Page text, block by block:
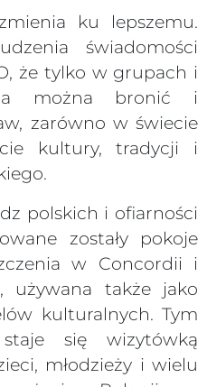
ku lepszemu.
świadomości
że tylko w grupach i
można bronić i
zarówno w świecie
kultury, tradycji i
polskich i ofiarności
zostały pokoje
w Concordii i
używana także jako
kulturalnych. Tym
się wizytówką
młodzieży i wielu